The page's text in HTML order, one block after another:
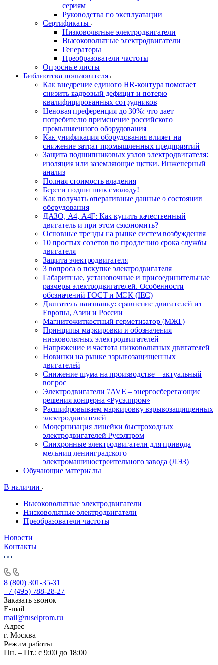
сериям
Руководства по эксплуатации
Сертификаты
Низковольтные электродвигатели
Высоковольтные электродвигатели
Генераторы
Преобразователи частоты
Опросные листы
Библиотека пользователя
Как внедрение единого HR-контура помогает
снизить кадровый дефицит и потерю
квалифицированных сотрудников
Ценовая преференция до 30%: что дает
потребителю применение российского
промышленного оборудования
Как унификация оборудования влияет на
снижение затрат промышленных предприятий
Защита подшипниковых узлов электродвигателя:
изоляция или заземляющие щетки. Инженерный
анализ
Полная стоимость владения
Береги подшипник смолоду!
Как получать оперативные данные о состоянии
оборудования
ДАЗО, А4, А4F: Как купить качественный
двигатель и при этом сэкономить?
Основные тренды на рынке систем возбуждения
10 простых советов по продлению срока службы
двигателя
Защита электродвигателя
3 вопроса о покупке электродвигателя
Габаритные, установочные и присоединительные
размеры электродвигателей. Особенности
обозначений ГОСТ и МЭК (IEC)
Двигатель наизнанку: сравнение двигателей из
Европы, Азии и России
Магнитожиткостный герметизатор (МЖГ)
Принципы маркировки и обозначения
низковольтных электродвигателей
Напряжение и частота низковольтных двигателей
Новинки на рынке взрывозащищенных
двигателей
Снижение шума на производстве – актуальный
вопрос
Электродвигатели 7AVE – энергосберегающие
решения концерна «Русэлпром»
Расшифровываем маркировку взрывозащищенных
электродвигателей
Модернизация линейки быстроходных
электродвигателей Русэлпром
Синхронные электродвигатели для привода
мельниц ленинградского
электромашиностроительного завода (ЛЭЗ)
Обучающие материалы
В наличии
Высоковольтные электродвигатели
Низковольтные электродвигатели
Преобразователи частоты
Новости
Контакты
8 (800) 301-35-31
+7 (495) 788-28-27
Заказать звонок
E-mail
mail@ruselprom.ru
Адрес
г. Москва
Режим работы
Пн. – Пт.: с 9:00 до 18:00